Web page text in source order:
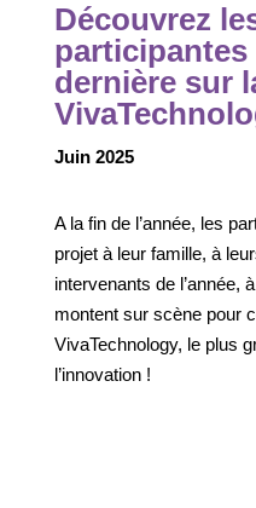
Découvrez
participantes
dernière sur
Juin 2025
A la fin de l’année, les
projet à leur famille, à
intervenants de l’année,
montent sur scène pour
VivaTechnology, le plus
l’innovation !